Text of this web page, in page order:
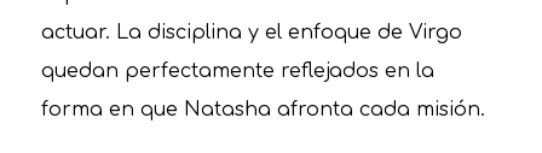
actuar. La disciplina y el enfoque de Virgo
quedan perfectamente reflejados en la
forma en que Natasha afronta cada misión.